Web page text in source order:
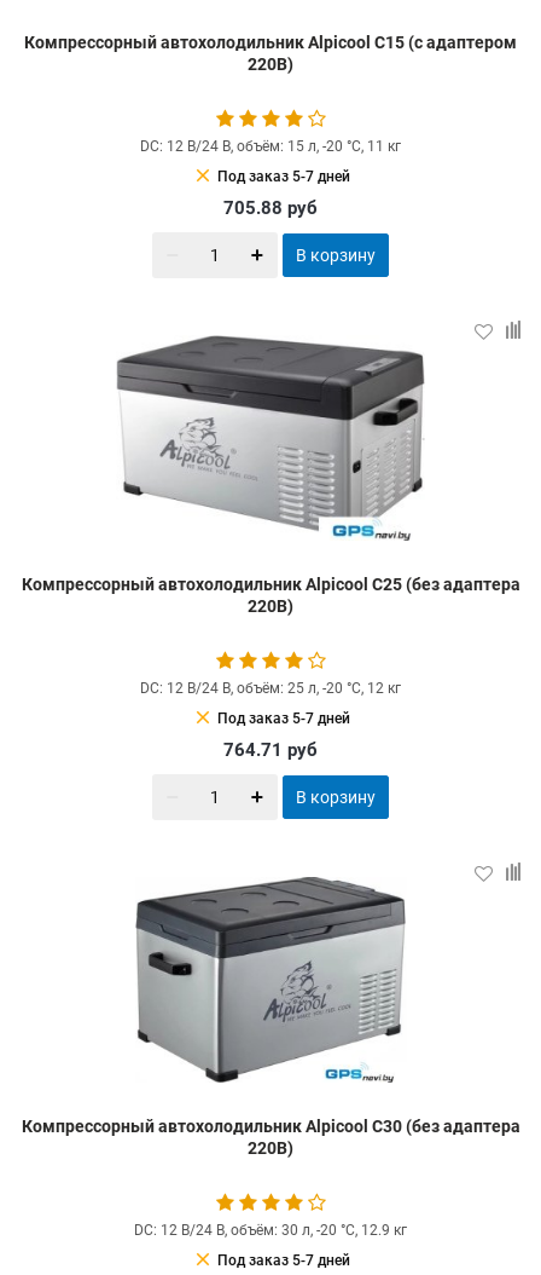
Компрессорный автохолодильник Alpicool C15 (с адаптером
220В)
DC: 12 В/24 В, объём: 15 л, -20 °С, 11 кг
clear Под заказ 5-7 дней
705.88 руб
В корзину
Компрессорный автохолодильник Alpicool C25 (без адаптера
220В)
DC: 12 В/24 В, объём: 25 л, -20 °С, 12 кг
clear Под заказ 5-7 дней
764.71 руб
В корзину
Компрессорный автохолодильник Alpicool C30 (без адаптера
220В)
DC: 12 В/24 В, объём: 30 л, -20 °С, 12.9 кг
clear Под заказ 5-7 дней